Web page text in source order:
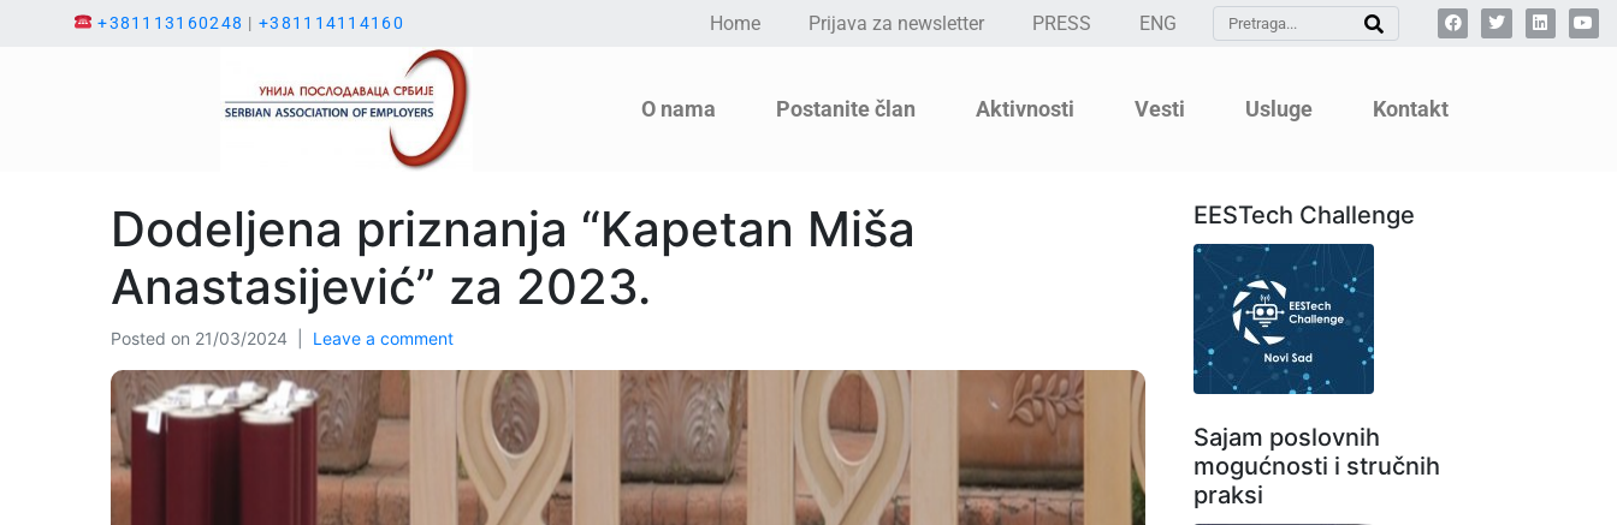
+381113160248 |+381114114160 Home Prijava za newsletter PRESS ENG
O nama Postanite član Aktivnosti Vesti Usluge Kontakt
Dodeljena priznanja “Kapetan Miša
Anastasijević” za 2023.
Posted on 21/03/2024 Leave a comment
EESTech Challenge
Sajam poslovnih
mogućnosti i stručnih
praksi